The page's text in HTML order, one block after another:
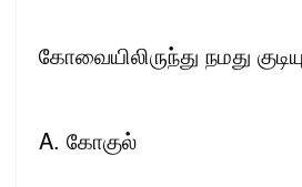
கோவையிலிருந்து நமது
A. கோகுல்